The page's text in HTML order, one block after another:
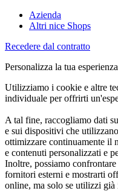
Azienda
Altri nice Shops
Recedere dal contratto
Personalizza la tua
Utilizziamo i cookie e altre
individuale per offrirti
A tal fine, raccogliamo dati
e sui dispositivi che
ottimizzare continuamente il
e contenuti personalizzati e
Inoltre, possiamo
fornitori esterni e mostrarti
online, ma solo se utilizzi